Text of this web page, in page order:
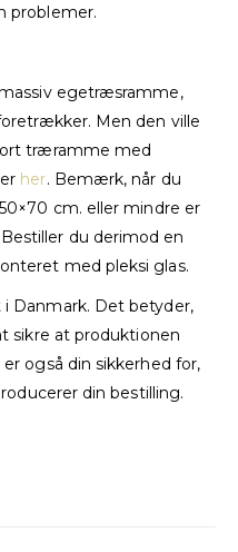
problemer.
egetræsramme,
Men den ville
træramme med
her. Bemærk, når du
cm. eller mindre er
du derimod en
med pleksi glas.
Danmark. Det betyder,
sikre at produktionen
også din sikkerhed for,
din bestilling.